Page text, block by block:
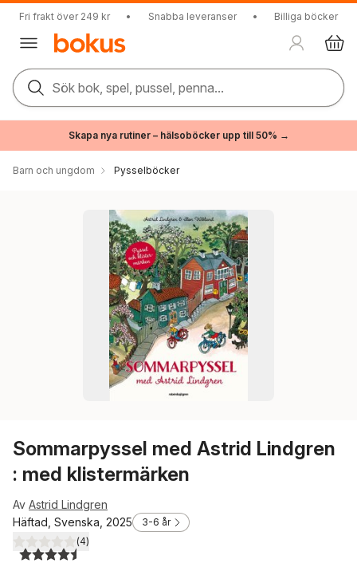
Fri frakt över 249 kr • Snabba leveranser • Billiga böcker
Sök bok, spel, pussel, penna...
Skapa nya rutiner – hälsoböcker upp till 50% →
Barn och ungdom Pysselböcker
Sommarpyssel med Astrid Lindgren
: med klistermärken
Av Astrid Lindgren
Häftad, Svenska, 2025
3-6 år
4,5utav 5 stjärnor. Totalt antal röster:
(4)